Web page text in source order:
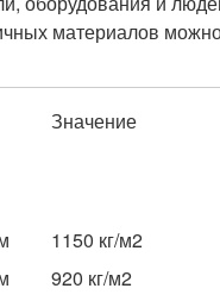
материалов
Значение
1150 кг/м2
920 кг/м2